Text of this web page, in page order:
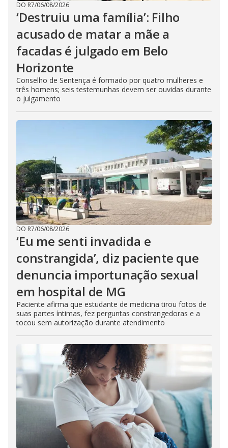
DO R7/06/08/2026
‘Destruiu uma família’: Filho
acusado de matar a mãe a
facadas é julgado em Belo
Horizonte
Conselho de Sentença é formado por quatro mulheres e
três homens; seis testemunhas devem ser ouvidas durante
o julgamento
DO R7/06/08/2026
‘Eu me senti invadida e
constrangida’, diz paciente que
denuncia importunação sexual
em hospital de MG
Paciente afirma que estudante de medicina tirou fotos de
suas partes íntimas, fez perguntas constrangedoras e a
tocou sem autorização durante atendimento